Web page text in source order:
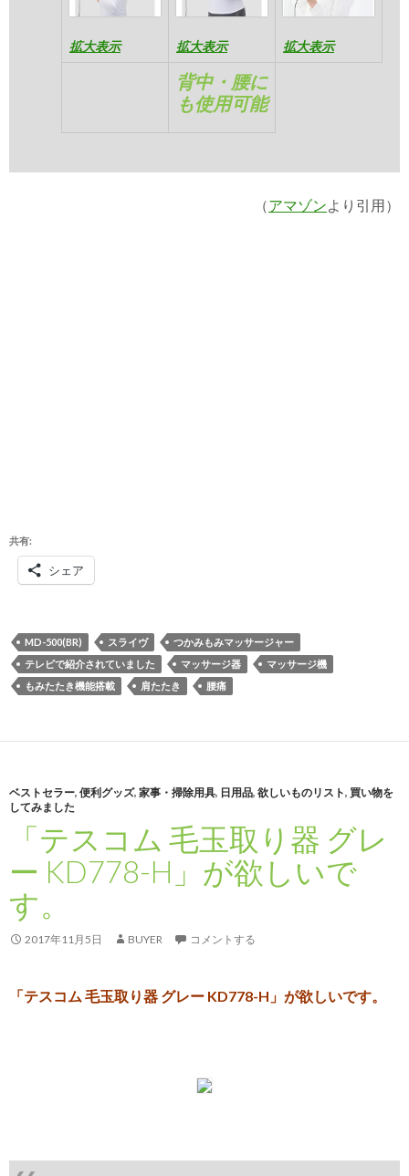
拡大表示 拡大表示 拡大表示
背中・腰に
も使用可能
（アマゾン より引用）
共有:
シェア
MD-500(BR) スライヴ
つかみもみマッサージャー
テレビで紹介されていました
マッサージ器
マッサージ機
もみたたき機能搭載
肩たたき 腰痛
ベストセラー, 便利グッズ, 家事・掃除用具, 日用品, 欲しいものリスト, 買い物を
してみました
「テスコム 毛玉取り器 グレ
ー KD778-H」が欲しいで
す。
2017年11月5日 BUYER コメントする
「テスコム 毛玉取り器 グレー KD778-H」が欲しいです。